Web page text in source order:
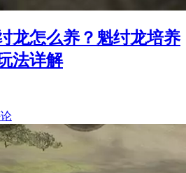
龙怎么养？魁纣龙培养
法详解